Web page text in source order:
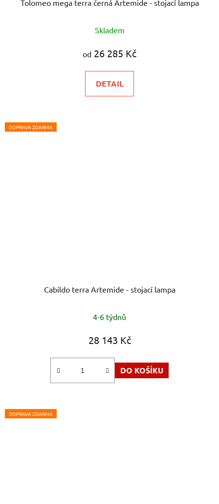
Tolomeo mega terra černá Artemide - stojací lampa
hodnocení
produktu
5,0
z
Skladem
od 26 285 Kč
DETAIL
DOPRAVA ZDARMA
Cabildo terra Artemide - stojací lampa
4-6 týdnů
28 143 Kč
DO KOŠÍKU
DOPRAVA ZDARMA